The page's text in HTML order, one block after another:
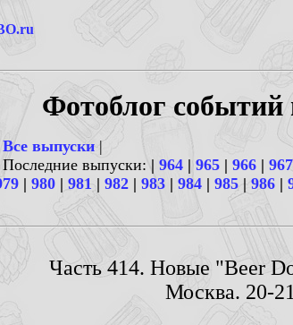
Фотоблог событий
Все выпуски |
Последние выпуски: | 964 | 965 | 966 | 967
| 980 | 981 | 982 | 983 | 984 | 985 | 986 |
Часть 414. Новые "Beer
Москва. 20-